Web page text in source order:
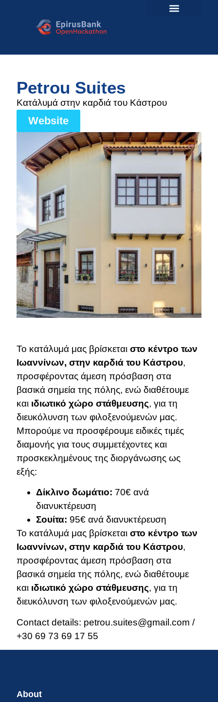
Petrou Suites
Kατάλυμά στην καρδιά του Κάστρου
Website
Το κατάλυμά μας βρίσκεται στο κέντρο των
Ιωαννίνων, στην καρδιά του Κάστρου,
προσφέροντας άμεση πρόσβαση στα
βασικά σημεία της πόλης, ενώ διαθέτουμε
και ιδιωτικό χώρο στάθμευσης, για τη
διευκόλυνση των φιλοξενούμενών μας.
Mπορούμε να προσφέρουμε ειδικές τιμές
διαμονής για τους συμμετέχοντες και
προσκεκλημένους της διοργάνωσης ως
εξής:
Δίκλινο δωμάτιο: 70€ ανά
διανυκτέρευση
Σουίτα: 95€ ανά διανυκτέρευση
Το κατάλυμά μας βρίσκεται στο κέντρο των
Ιωαννίνων, στην καρδιά του Κάστρου,
προσφέροντας άμεση πρόσβαση στα
βασικά σημεία της πόλης, ενώ διαθέτουμε
και ιδιωτικό χώρο στάθμευσης, για τη
διευκόλυνση των φιλοξενούμενών μας.
Contact details: petrou.suites@gmail.com /
+30 69 73 69 17 55
About